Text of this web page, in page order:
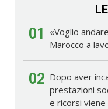
01
«Voglio
Marocco a
02 Dopo aver
prestazioni
e ricorsi